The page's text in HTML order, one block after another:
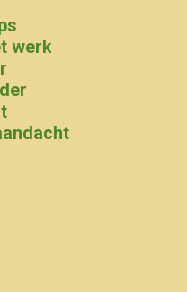
werk